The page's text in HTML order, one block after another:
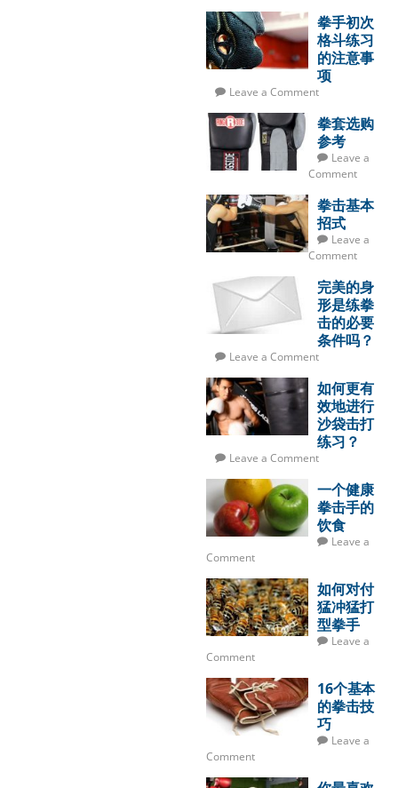
拳手初次
格斗练习
的注意事
项
Leave a Comment
拳套选购
参考
Leave a
Comment
拳击基本
招式
Leave a
Comment
完美的身
形是练拳
击的必要
条件吗？
Leave a Comment
如何更有
效地进行
沙袋击打
练习？
Leave a Comment
一个健康
拳击手的
饮食
Leave a
Comment
如何对付
猛冲猛打
型拳手
Leave a
Comment
16个基本
的拳击技
巧
Leave a
Comment